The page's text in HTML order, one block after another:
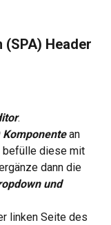
(SPA) Header
.
Komponente an
befülle diese mit
dann die
und
linken Seite des